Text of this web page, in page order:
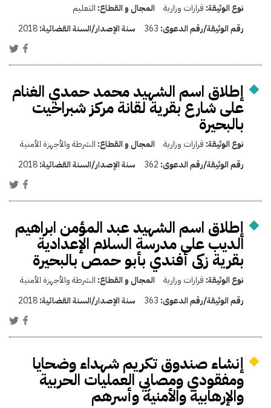
نوع الوثيقة: قرارات وزارية المجال و القطاع: التعليم
رقم الوثيقة/رقم الدعوى: 363 سنة الإصدار/السنة القضائية:2018
إطلاق اسم الشهيد محمد حمدي الغنام
على شارع بقرية لقانة مركز شبراخيت
بالبحيرة
نوع الوثيقة: قرارات وزارية المجال و القطاع: الشرطة والأجهزة الأمنية
رقم الوثيقة/رقم الدعوى: 362 سنة الإصدار/السنة القضائية:2018
إطلاق اسم الشهيد عبد المؤمن ابراهيم
الديب على مدرسة السلام الإعدادية
بقرية زكى أفندي بأبو حمص بالبحيرة
نوع الوثيقة: قرارات وزارية المجال و القطاع: الشرطة والأجهزة الأمنية
رقم الوثيقة/رقم الدعوى: 363 سنة الإصدار/السنة القضائية:2018
إنشاء صندوق تكريم شهداء وضحايا
ومفقودي ومصابي العمليات الحربية
والإرهابية والأمنية وأسرهم